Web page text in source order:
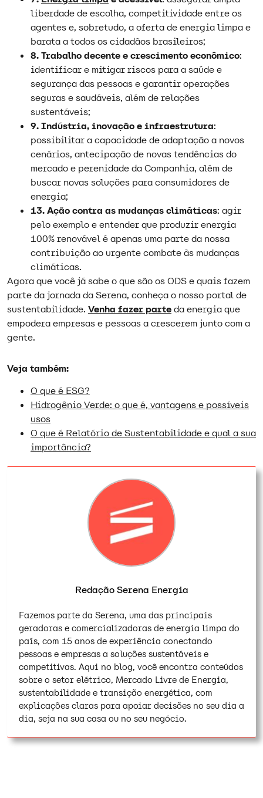
liberdade de escolha, competitividade entre os
agentes e, sobretudo, a oferta de energia limpa e
barata a todos os cidadãos brasileiros;
8.Trabalho decente e crescimento econômico:
identificar e mitigar riscos para a saúde e
segurança das pessoas e garantir operações
seguras e saudáveis, além de relações
sustentáveis;
9. Indústria, inovação e infraestrutura:
possibilitar a capacidade de adaptação a novos
cenários, antecipação de novas tendências do
mercado e perenidade da Companhia, além de
buscar novas soluções para consumidores de
energia;
13. Ação contra as mudanças climáticas: agir
pelo exemplo e entender que produzir energia
100% renovável é apenas uma parte da nossa
contribuição ao urgente combate às mudanças
climáticas.
Agora que você já sabe o que são os ODS e quais fazem
parte da jornada da Serena, conheça o nosso portal de
sustentabilidade. Venha fazer parteda energia que
empodera empresas e pessoas a crescerem junto com a
gente.
Veja também:
O que é ESG?
Hidrogênio Verde: o que é, vantagens e possíveis
usos
O que é Relatório de Sustentabilidade e qual a sua
importância?
Redação Serena Energia
Fazemos parte da Serena, uma das principais
geradoras e comercializadoras de energia limpa do
país, com 15 anos de experiência conectando
pessoas e empresas a soluções sustentáveis e
competitivas. Aqui no blog, você encontra conteúdos
sobre o setor elétrico, Mercado Livre de Energia,
sustentabilidade e transição energética, com
explicações claras para apoiar decisões no seu dia a
dia, seja na sua casa ou no seu negócio.